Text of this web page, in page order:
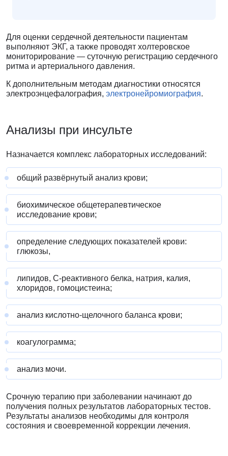
Для оценки сердечной деятельности пациентам
выполняют ЭКГ, а также проводят холтеровское
мониторирование — суточную регистрацию сердечного
ритма и артериального давления.
К дополнительным методам диагностики относятся
электроэнцефалография, электронейромиография.
Анализы при инсульте
Назначается комплекс лабораторных исследований:
общий развёрнутый анализ крови;
биохимическое общетерапевтическое
исследование крови;
определение следующих показателей крови:
глюкозы,
липидов, C-реактивного белка, натрия, калия,
хлоридов, гомоцистеина;
анализ кислотно-щелочного баланса крови;
коагулограмма;
анализ мочи.
Срочную терапию при заболевании начинают до
получения полных результатов лабораторных тестов.
Результаты анализов необходимы для контроля
состояния и своевременной коррекции лечения.